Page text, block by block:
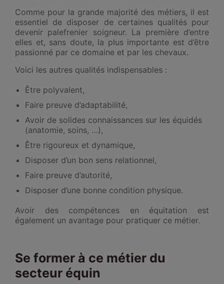
Comme pour la grande majorité des métiers, il est
essentiel de disposer de certaines qualités pour
devenir palefrenier soigneur. La première d’entre
elles et, sans doute, la plus importante est d’être
passionné par ce domaine et par les chevaux.
Voici les autres qualités indispensables :
Être polyvalent,
Faire preuve d’adaptabilité,
Avoir de solides connaissances sur les équidés
(anatomie, soins, …),
Être rigoureux et dynamique,
Disposer d’un bon sens relationnel,
Faire preuve d’autorité,
Disposer d’une bonne condition physique.
Avoir des compétences en équitation est
également un avantage pour pratiquer ce métier.
Se former à ce métier du
secteur équin